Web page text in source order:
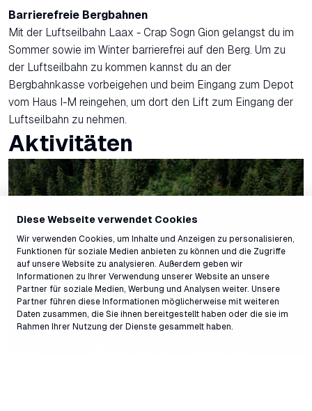
Diese Webseite verwendet Cookies
Wir verwenden Cookies, um Inhalte und Anzeigen zu personalisieren,
Funktionen für soziale Medien anbieten zu können und die Zugriffe
auf unsere Website zu analysieren. Außerdem geben wir
Informationen zu Ihrer Verwendung unserer Website an unsere
Partner für soziale Medien, Werbung und Analysen weiter. Unsere
Partner führen diese Informationen möglicherweise mit weiteren
Daten zusammen, die Sie ihnen bereitgestellt haben oder die sie im
Rahmen Ihrer Nutzung der Dienste gesammelt haben.
Barrierefreie Bergbahnen
Mit der Luftseilbahn Laax - Crap Sogn Gion gelangst du im
Sommer sowie im Winter barrierefrei auf den Berg. Um zu
der Luftseilbahn zu kommen kannst du an der
Bergbahnkasse vorbeigehen und beim Eingang zum Depot
vom Haus I-M reingehen, um dort den Lift zum Eingang der
Luftseilbahn zu nehmen.
Aktivitäten